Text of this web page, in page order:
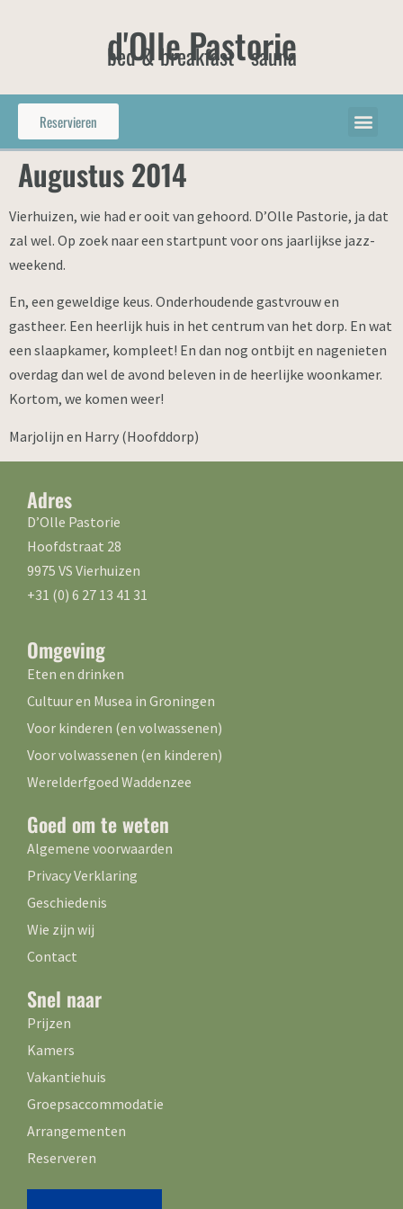
d'Olle Pastorie
bed & breakfast - sauna
Reservieren
Augustus 2014
Vierhuizen, wie had er ooit van gehoord. D’Olle Pastorie, ja dat
zal wel. Op zoek naar een startpunt voor ons jaarlijkse jazz-
weekend.
En, een geweldige keus. Onderhoudende gastvrouw en
gastheer. Een heerlijk huis in het centrum van het dorp. En wat
een slaapkamer, kompleet! En dan nog ontbijt en nagenieten
overdag dan wel de avond beleven in de heerlijke woonkamer.
Kortom, we komen weer!
Marjolijn en Harry (Hoofddorp)
Adres
D’Olle Pastorie
Hoofdstraat 28
9975 VS Vierhuizen
+31 (0) 6 27 13 41 31
Omgeving
Eten en drinken
Cultuur en Musea in Groningen
Voor kinderen (en volwassenen)
Voor volwassenen (en kinderen)
Werelderfgoed Waddenzee
Goed om te weten
Algemene voorwaarden
Privacy Verklaring
Geschiedenis
Wie zijn wij
Contact
Snel naar
Prijzen
Kamers
Vakantiehuis
Groepsaccommodatie
Arrangementen
Reserveren